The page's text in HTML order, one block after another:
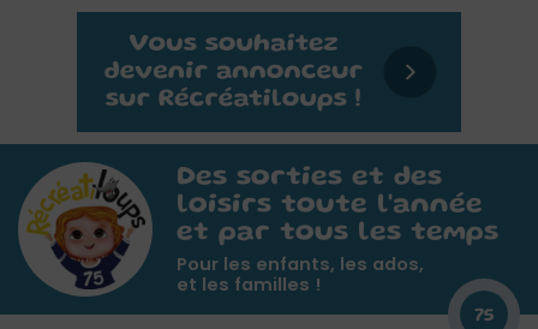
Des sorties et des
loisirs toute l'année
et par tous les temps
Pour les enfants, les ados,
et les familles !
75